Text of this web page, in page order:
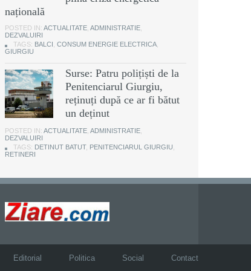
națională
POSTED IN: ACTUALITATE ADMINISTRATIE
DEZVALUIRI
TAGS: BALCI CONSUM ENERGIE ELECTRICA
GIURGIU
Surse: Patru polițiști de la
Penitenciarul Giurgiu,
reținuți după ce ar fi bătut
un deținut
POSTED IN: ACTUALITATE ADMINISTRATIE
DEZVALUIRI
TAGS: DETINUT BATUT, PENITENCIARUL GIURGIU
RETINERI
Editorial Politica Social Contact